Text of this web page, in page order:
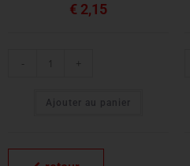
€ 2,15
- +
Ajouter au panier